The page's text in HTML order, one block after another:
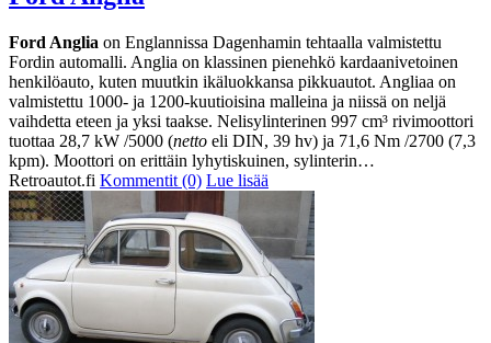
Ford Anglia on Englannissa Dagenhamin tehtaalla valmistettu
Fordin automalli. Anglia on klassinen pienehkö kardaanivetoinen
henkilöauto, kuten muutkin ikäluokkansa pikkuautot. Angliaa on
valmistettu 1000- ja 1200-kuutioisina malleina ja niissä on neljä
vaihdetta eteen ja yksi taakse. Nelisylinterinen 997 cm³ rivimoottori
tuottaa 28,7 kW /5000 (netto eli DIN, 39 hv) ja 71,6 Nm /2700 (7,3
kpm). Moottori on erittäin lyhytiskuinen, sylinterin…
Retroautot.fi Kommentit (0) Lue lisää